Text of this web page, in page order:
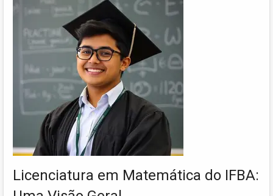
Licenciatura em Matemática do IFBA: